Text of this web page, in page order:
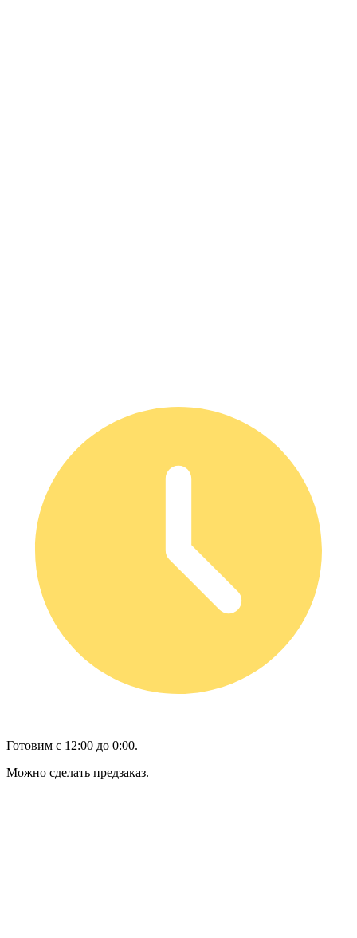
Готовим с 12:00 до 0:00.
Можно сделать предзаказ.